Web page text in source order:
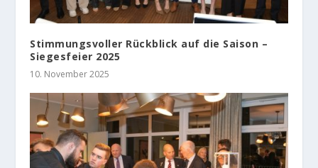
Stimmungsvoller Rückblick auf die Saison –
Siegesfeier 2025
10. November 2025